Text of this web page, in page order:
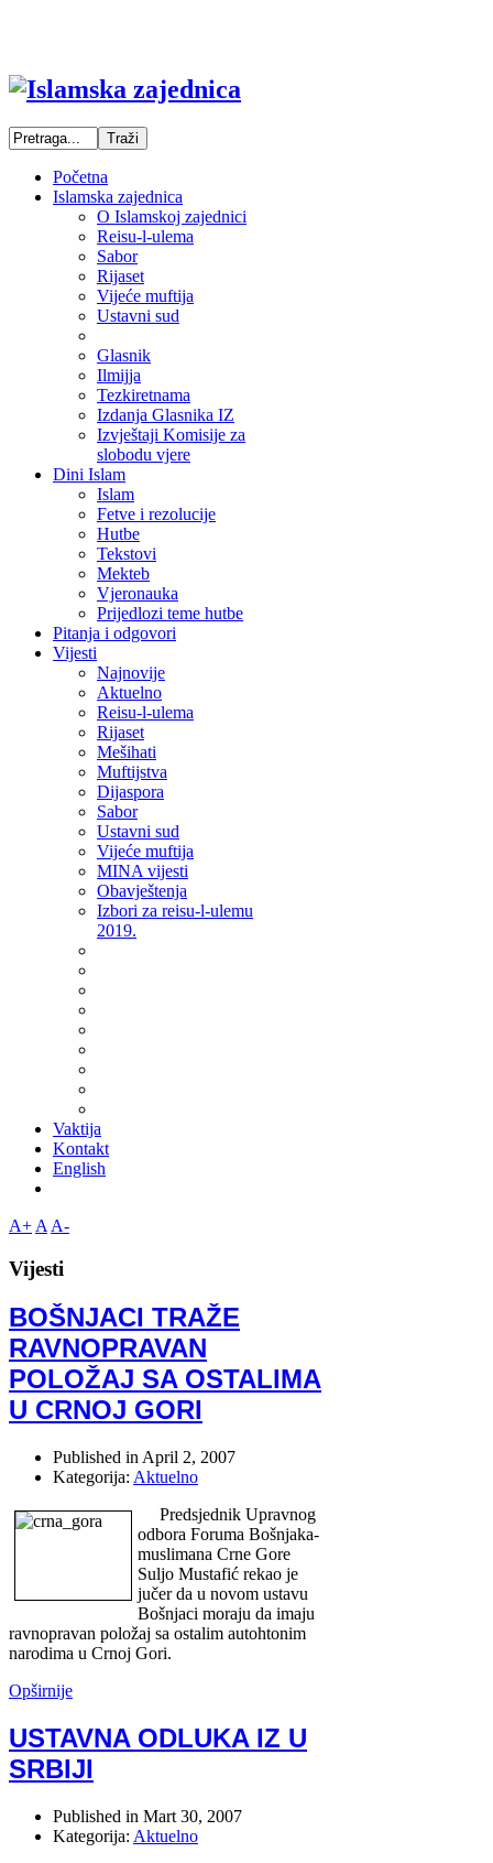
Početna
Islamska zajednica
O Islamskoj zajednici
Reisu-l-ulema
Sabor
Rijaset
Vijeće muftija
Ustavni sud
Glasnik
Ilmijja
Tezkiretnama
Izdanja Glasnika IZ
Izvještaji Komisije za
slobodu vjere
Dini Islam
Islam
Fetve i rezolucije
Hutbe
Tekstovi
Mekteb
Vjeronauka
Prijedlozi teme hutbe
Pitanja i odgovori
Vijesti
Najnovije
Aktuelno
Reisu-l-ulema
Rijaset
Mešihati
Muftijstva
Dijaspora
Sabor
Ustavni sud
Vijeće muftija
MINA vijesti
Obavještenja
Izbori za reisu-l-ulemu
2019.
Vaktija
Kontakt
English
A+ A A-
Vijesti
BOŠNJACI TRAŽE
RAVNOPRAVAN
POLOŽAJ SA OSTALIMA
U CRNOJ GORI
Published in April 2, 2007
Kategorija: Aktuelno
Predsjednik Upravnog
odbora Foruma Bošnjaka-
muslimana Crne Gore
Suljo Mustafić rekao je
jučer da u novom ustavu
Bošnjaci moraju da imaju
ravnopravan položaj sa ostalim autohtonim
narodima u Crnoj Gori.
Opširnije
USTAVNA ODLUKA IZ U
SRBIJI
Published in Mart 30, 2007
Kategorija: Aktuelno